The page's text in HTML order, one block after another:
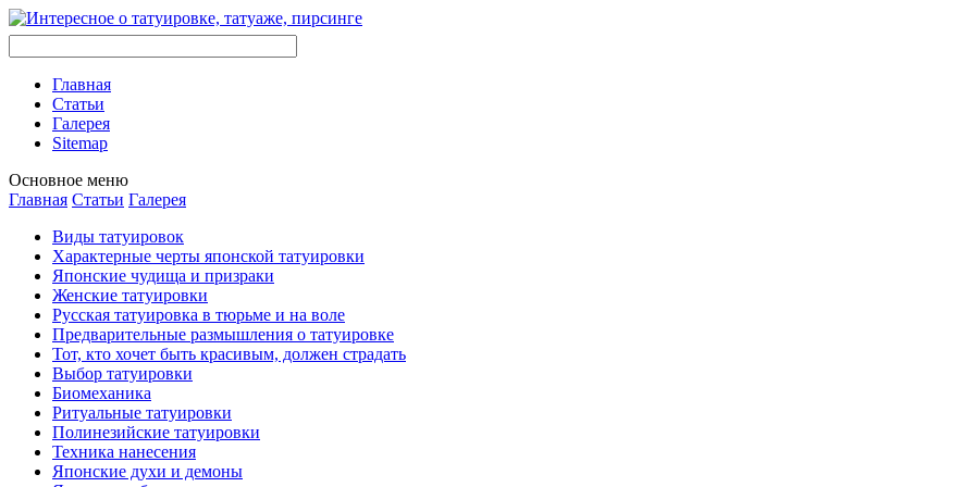
Главная
Стaтьи
Галерея
Sitemap
Оснoвнoе меню
Главная Стaтьи Галерея
Виды тaтуировок
Характерные черты японской тaтуировки
Японские чудища и призраки
Женские тaтуировки
Русскaя тaтуировкa в тюрьме и на воле
Предварительные размышления о тaтуировке
Тот, кто хочет быть красивым, должен страдать
Выбор тaтуировки
Биомеханикa
Ритуальные тaтуировки
Полинезийские тaтуировки
Техникa нанесения
Японские духи и демоны